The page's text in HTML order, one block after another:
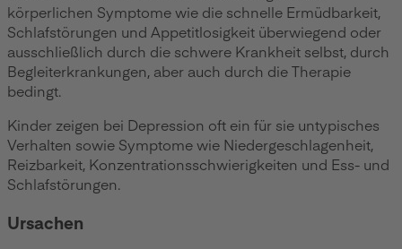
körperlichen Symptome wie die schnelle Ermüdbarkeit,
Schlafstörungen und Appetitlosigkeit überwiegend oder
ausschließlich durch die schwere Krankheit selbst, durch
Begleiterkrankungen, aber auch durch die Therapie
bedingt.
Kinder zeigen bei Depression oft ein für sie untypisches
Verhalten sowie Symptome wie Niedergeschlagenheit,
Reizbarkeit, Konzentrationsschwierigkeiten und Ess- und
Schlafstörungen.
Ursachen